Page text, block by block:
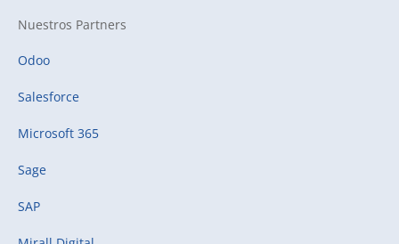
Nuestros Partners
Odoo
Salesforce
Microsoft 365
Sage
SAP